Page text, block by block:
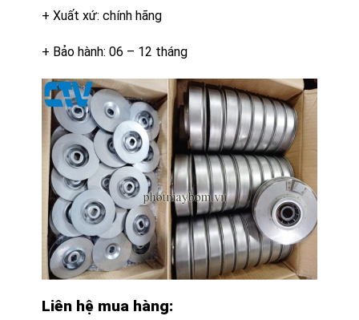
+ Xuất xứ: chính hãng
+ Bảo hành: 06 – 12 tháng
Liên hệ mua hàng: